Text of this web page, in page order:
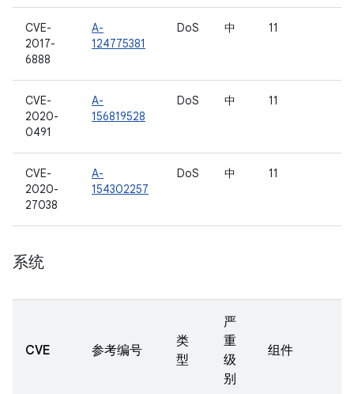
CVE-
2017-
6888
A-
124775381
DoS 中 11
CVE-
2020-
0491
A-
156819528
DoS 中 11
CVE-
2020-
27038
A-
154302257
DoS 中 11
系统
CVE 参考编号
类
型
严
重
级
别
组件